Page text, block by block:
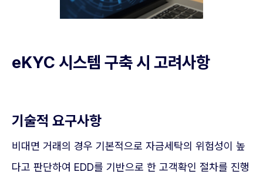
eKYC 시스템 구축 시 고려사항
기술적 요구사항
비대면 거래의 경우 기본적으로 자금세탁의 위험성이 높
다고 판단하여 EDD를 기반으로 한 고객확인 절차를 진행